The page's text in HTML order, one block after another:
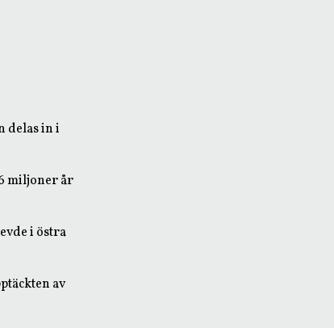
delas in i
miljoner år
i östra
av